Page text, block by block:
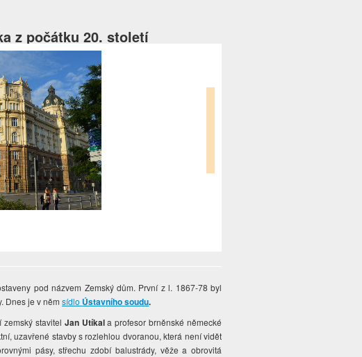
z počátku 20. století
pod názvem Zemský dům. První z l. 1867-78 byl
Dnes je v němsídlo Ústavního soudu.
zemský stavitel Jan Utíkala profesor brněnské německé
uzavřené stavby s rozlehlou dvoranou, která není vidět
pásy, střechu zdobí balustrády, věže a obrovitá